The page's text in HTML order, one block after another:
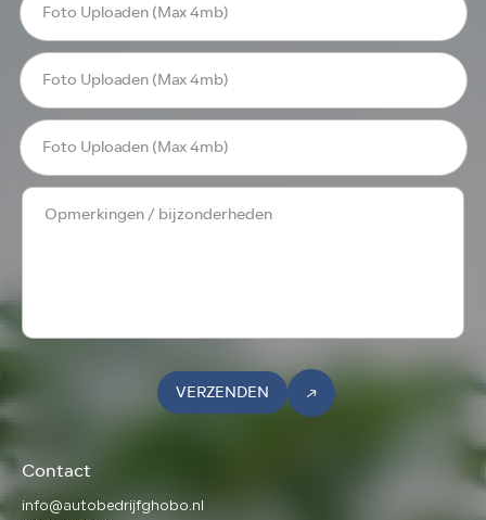
Foto Uploaden (Max 4mb)
Foto Uploaden (Max 4mb)
Foto Uploaden (Max 4mb)
VERZENDEN
Contact
info@autobedrijfghobo.nl